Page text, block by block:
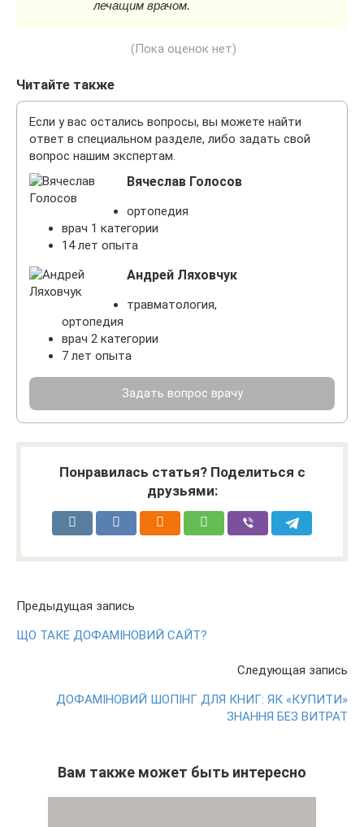
(Пока оценок нет)
Читайте также
Если у вас остались вопросы, вы можете найти
ответ в специальном разделе, либо задать свой
вопрос нашим экспертам.
Вячеслав Голосов
ортопедия
врач 1 категории
14 лет опыта
Андрей Ляховчук
травматология,
ортопедия
врач 2 категории
7 лет опыта
Задать вопрос врачу
Понравилась статья? Поделиться с
друзьями:
Предыдущая запись
ЩО ТАКЕ ДОФАМІНОВИЙ САЙТ?
Следующая запись
ДОФАМІНОВИЙ ШОПІНГ ДЛЯ КНИГ: ЯК «КУПИТИ»
ЗНАННЯ БЕЗ ВИТРАТ
Вам также может быть интересно